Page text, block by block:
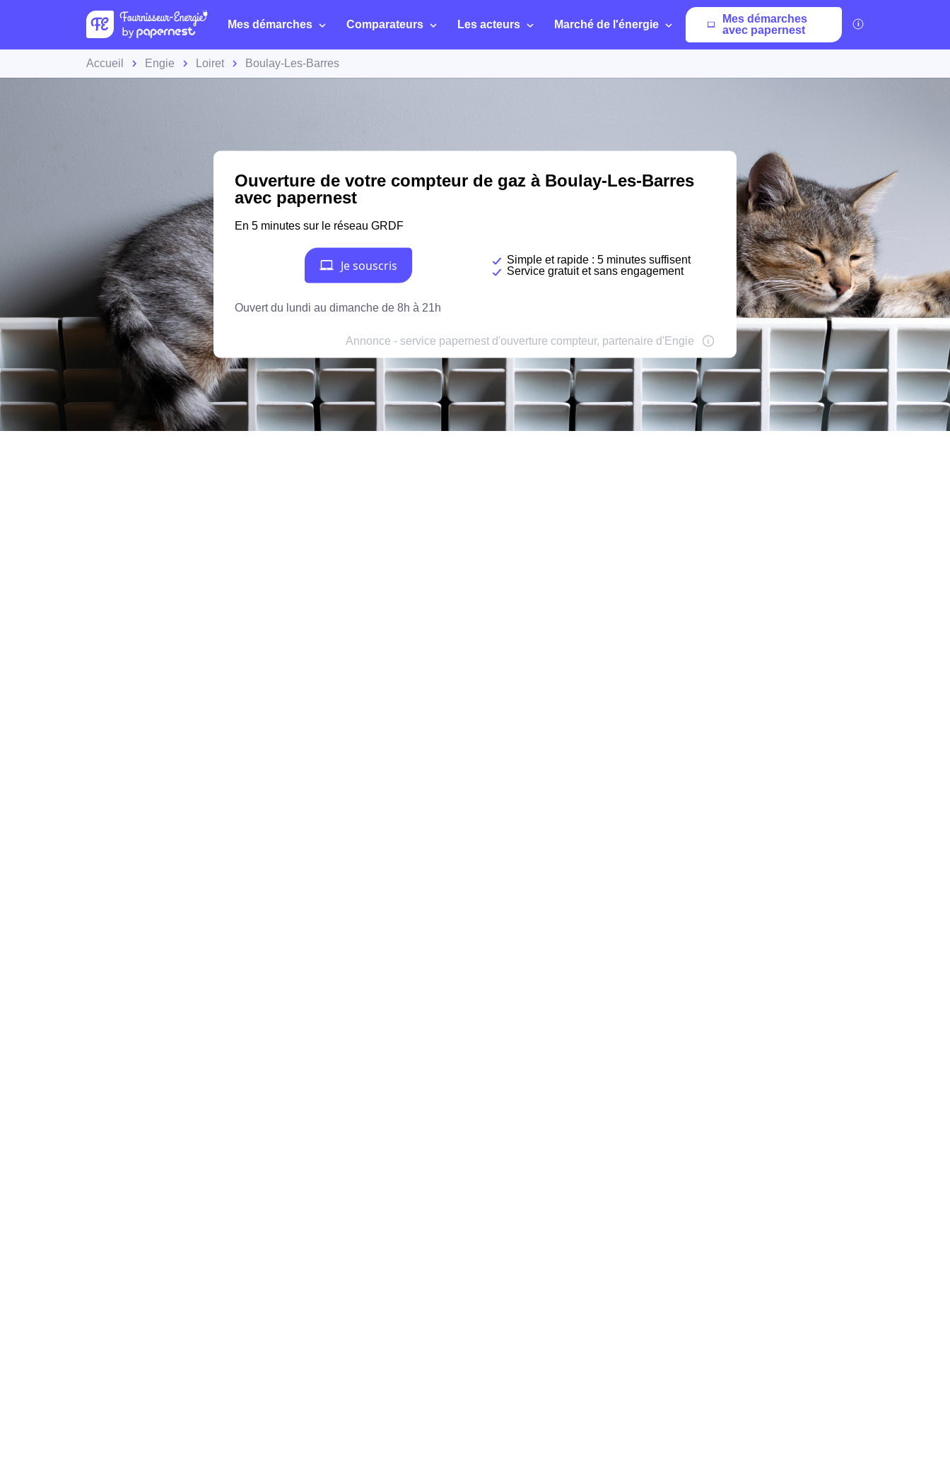
Mes démarches Comparateurs Les acteurs Marché de l'énergie
Mes démarches
avec papernest
Accueil Engie Loiret Boulay-Les-Barres